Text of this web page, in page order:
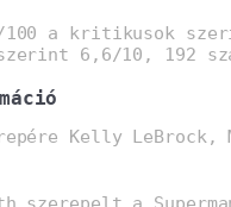
100 a kritikusok
6,6/10, 192
Kelly